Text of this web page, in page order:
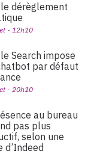
dérèglement
- 12h10
Search impose
par défaut
- 20h10
au bureau
pas plus
selon une
d’Indeed